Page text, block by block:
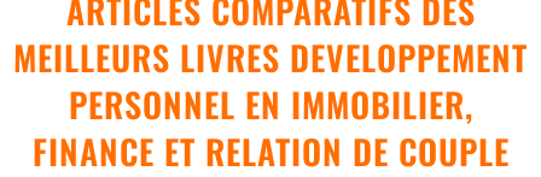
ARTICLES COMPARATIFS DES
MEILLEURS LIVRES DEVELOPPEMENT
PERSONNEL EN IMMOBILIER,
FINANCE ET RELATION DE COUPLE